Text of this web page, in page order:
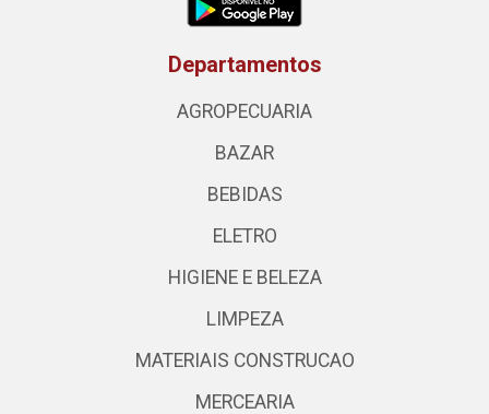
Departamentos
AGROPECUARIA
BAZAR
BEBIDAS
ELETRO
HIGIENE E BELEZA
LIMPEZA
MATERIAIS CONSTRUCAO
MERCEARIA